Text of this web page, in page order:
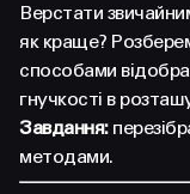
INSTAGRAM
FACEBOOK
Верстати
як краще?
способами
гнучкості в
Завдання:
методами.